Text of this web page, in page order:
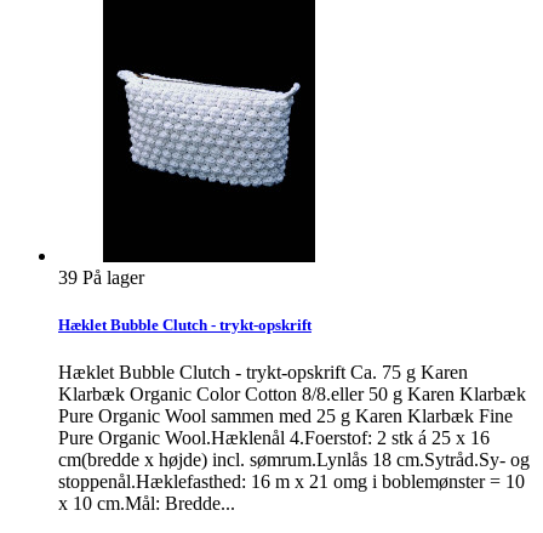
39 På lager
Hæklet Bubble Clutch - trykt-opskrift
Hæklet Bubble Clutch - trykt-opskrift Ca. 75 g Karen
Klarbæk Organic Color Cotton 8/8.eller 50 g Karen Klarbæk
Pure Organic Wool sammen med 25 g Karen Klarbæk Fine
Pure Organic Wool.Hæklenål 4.Foerstof: 2 stk á 25 x 16
cm(bredde x højde) incl. sømrum.Lynlås 18 cm.Sytråd.Sy- og
stoppenål.Hæklefasthed: 16 m x 21 omg i boblemønster = 10
x 10 cm.Mål: Bredde...